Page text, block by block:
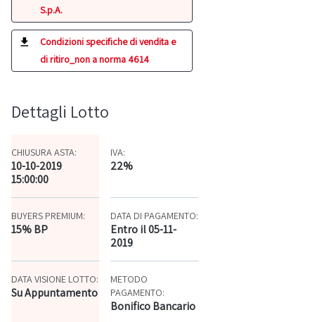
S.p.A.
Condizioni specifiche di vendita e
di ritiro_non a norma 4614
Dettagli Lotto
CHIUSURA ASTA:
10-10-2019
15:00:00
IVA:
22%
BUYERS PREMIUM:
15% BP
DATA DI PAGAMENTO:
Entro il 05-11-
2019
DATA VISIONE LOTTO:
Su Appuntamento
METODO
PAGAMENTO:
Bonifico Bancario